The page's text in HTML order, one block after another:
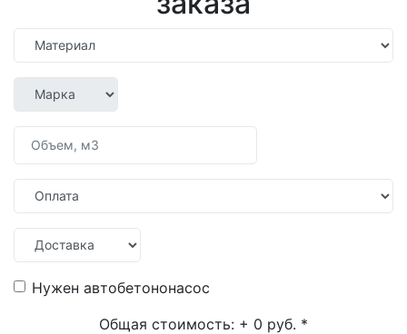
Нужен автобетононасос
Общая стоимость: + 0 руб. *